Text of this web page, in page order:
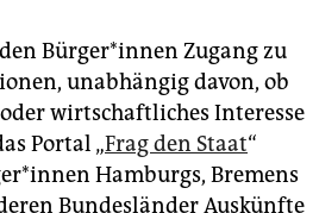
Bürger*innen Zugang zu
unabhängig davon, ob
wirtschaftliches Interesse
Portal „Frag den Staat“
Hamburgs, Bremens
Bundesländer Auskünfte